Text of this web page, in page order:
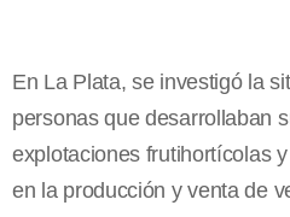
En La Plata, se investigó la
personas que desarrollaban
explotaciones frutihortícolas
en la producción y venta de